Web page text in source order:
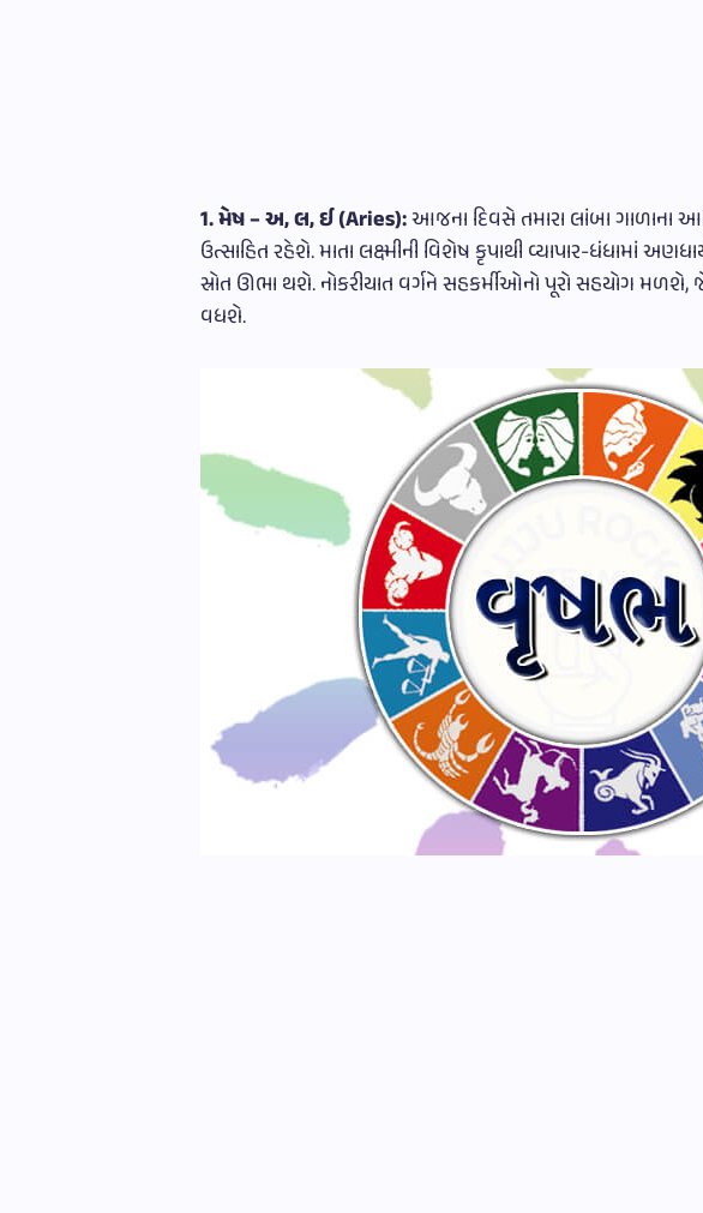
1. મેષ – અ, લ, ઈ (Aries):આજના દિવસે તમારા લાંબા ગાળાના
ઉત્સાહિત રહેશે. માતા લક્ષ્મીની વિશેષ કૃપાથી વ્યાપાર-ધંધામાં
સ્રોત ઊભા થશે. નોકરીયાત વર્ગને સહકર્મીઓનો પૂરો સહયોગ મળશે,
વધશે.